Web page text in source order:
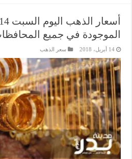
الموجودة في جميع
14 أبريل، 2018 سعر الذهب